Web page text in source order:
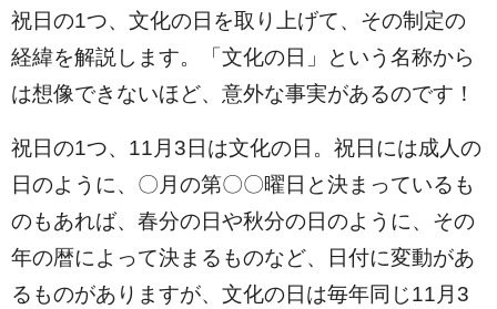
祝日の1つ、文化の日を取り上げて、その制定の
経緯を解説します。「文化の日」という名称から
は想像できないほど、意外な事実があるのです！
祝日の1つ、11月3日は文化の日。祝日には成人の
日のように、〇月の第〇〇曜日と決まっているも
のもあれば、春分の日や秋分の日のように、その
年の暦によって決まるものなど、日付に変動があ
るものがありますが、文化の日は毎年同じ11月3